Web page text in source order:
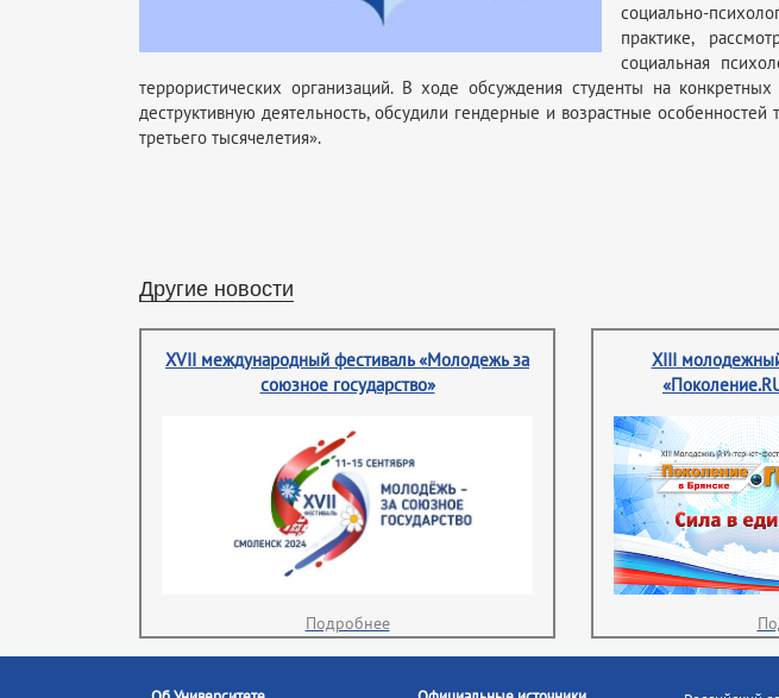
практике,
социальная
террористических организаций. В ходе обсуждения студенты на
деструктивную деятельность, обсудили гендерные и возрастные
третьего тысячелетия».
Другие новости
XVII международный фестиваль «Молодежь за
союзное государство»
Подробнее
XIII